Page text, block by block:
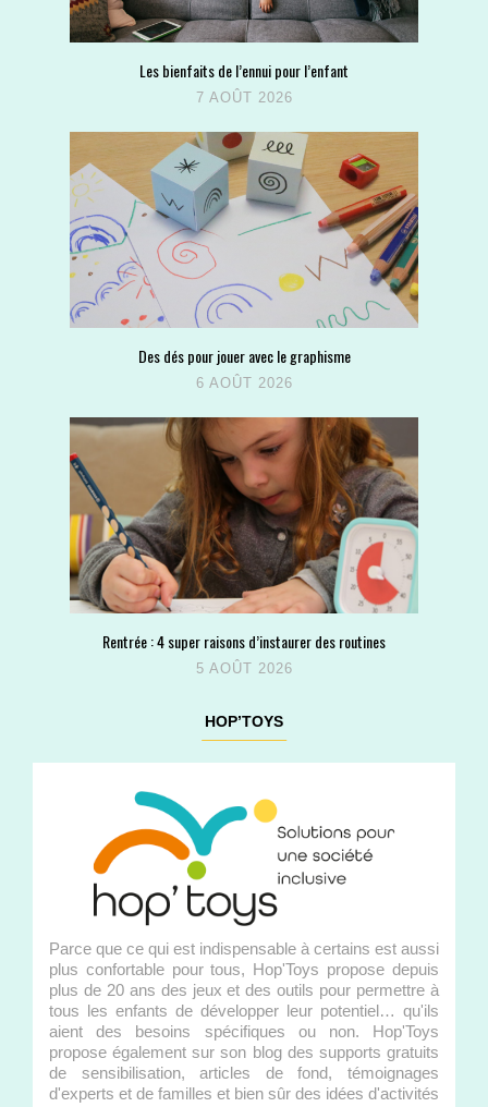
Les bienfaits de l’ennui pour l’enfant
7 AOÛT 2026
Des dés pour jouer avec le graphisme
6 AOÛT 2026
Rentrée : 4 super raisons d’instaurer des routines
5 AOÛT 2026
HOP’TOYS
Parce que ce qui est indispensable à certains est aussi
plus confortable pour tous, Hop'Toys propose depuis
plus de 20 ans des jeux et des outils pour permettre à
tous les enfants de développer leur potentiel… qu'ils
aient des besoins spécifiques ou non. Hop'Toys
propose également sur son blog des supports gratuits
de sensibilisation, articles de fond, témoignages
d'experts et de familles et bien sûr des idées d'activités